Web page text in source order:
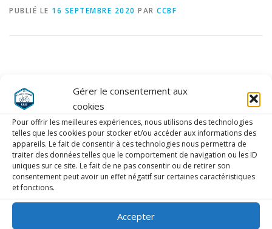
Gérer le consentement aux
cookies
Pour offrir les meilleures expériences, nous utilisons des technologies
telles que les cookies pour stocker et/ou accéder aux informations des
appareils. Le fait de consentir à ces technologies nous permettra de
traiter des données telles que le comportement de navigation ou les ID
uniques sur ce site. Le fait de ne pas consentir ou de retirer son
consentement peut avoir un effet négatif sur certaines caractéristiques
et fonctions.
Accepter
PUBLIÉ LE 16 SEPTEMBRE 2020 PAR CCBF
LAISSER UN COMMENTAIRE
COMMENTAIRE*